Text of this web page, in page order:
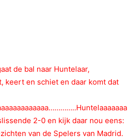
de bal naar Huntelaar,
keert en schiet en daar komt dat
2-0 en kijk daar nou eens:
van de Spelers van Madrid.